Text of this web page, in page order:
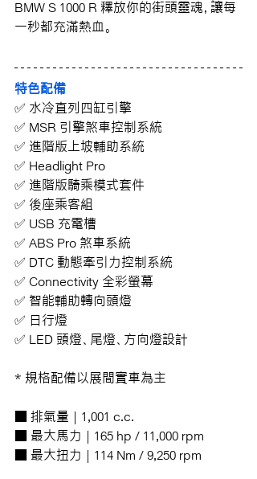
BMW S 1000 R 釋放你的街頭靈魂，讓每
一秒都充滿熱血。
特色配備
✅ 水冷直列四缸引擎
✅ MSR 引擎煞車控制系統
✅ 進階版上坡輔助系統
✅ Headlight Pro
✅ 進階版騎乘模式套件
✅ 後座乘客組
✅ USB 充電槽
✅ ABS Pro 煞車系統
✅ DTC 動態牽引力控制系統
✅ Connectivity 全彩螢幕
✅ 智能輔助轉向頭燈
✅ 日行燈
✅ LED 頭燈、尾燈、方向燈設計
* 規格配備以展間實車為主
■ 排氣量 | 1,001 c.c.
■ 最大馬力 | 165 hp / 11,000 rpm
■ 最大扭力 | 114 Nm / 9,250 rpm